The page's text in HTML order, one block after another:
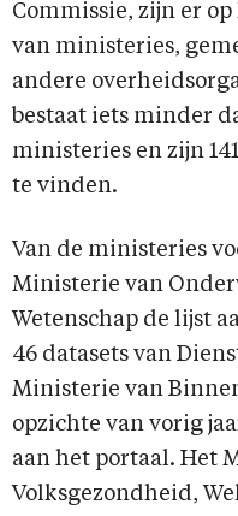
Commissie, zijn er
van ministeries,
andere
bestaat iets minder
ministeries en zijn
te vinden.
Van de ministeries
Ministerie van
Wetenschap de lijst
46 datasets van
Ministerie van
opzichte van vorig
aan het portaal. Het
Volksgezondheid,